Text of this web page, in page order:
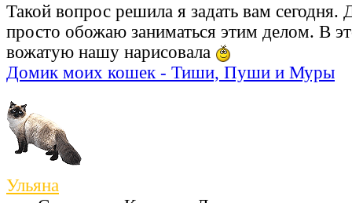
Такой вопрос решила я задать вам сегодня.
просто обожаю заниматься этим делом. В
вожатую нашу нарисовала
Домик моих кошек - Тиши, Пуши и Муры
Ульяна